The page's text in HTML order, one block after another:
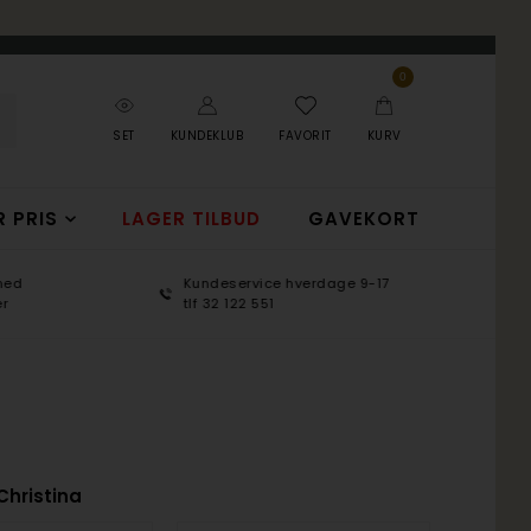
SET KUNDEKLUB FAVORIT
0
KURV
PRIS LAGER TILBUD GAVEKORT
Kundeservice hverdage 9-17
tlf 32 122 551